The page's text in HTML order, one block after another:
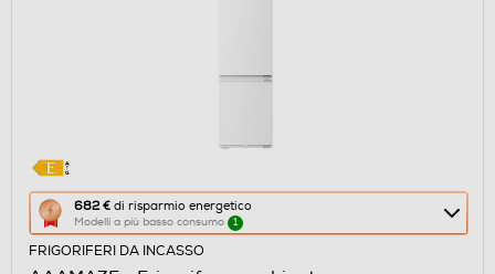
682 € di risparmio energetico
Modelli a più basso consumo 1
Questa
azione
aprirà
FRIGORIFERI DA INCASSO